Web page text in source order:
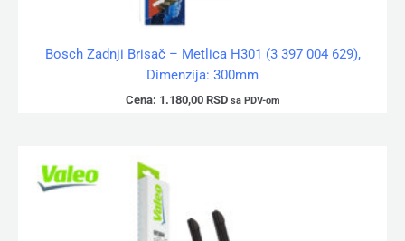
Bosch Zadnji Brisač – Metlica H301 (3 397 004 629),
Dimenzija: 300mm
Cena: 1.180,00 RSD sa PDV-om